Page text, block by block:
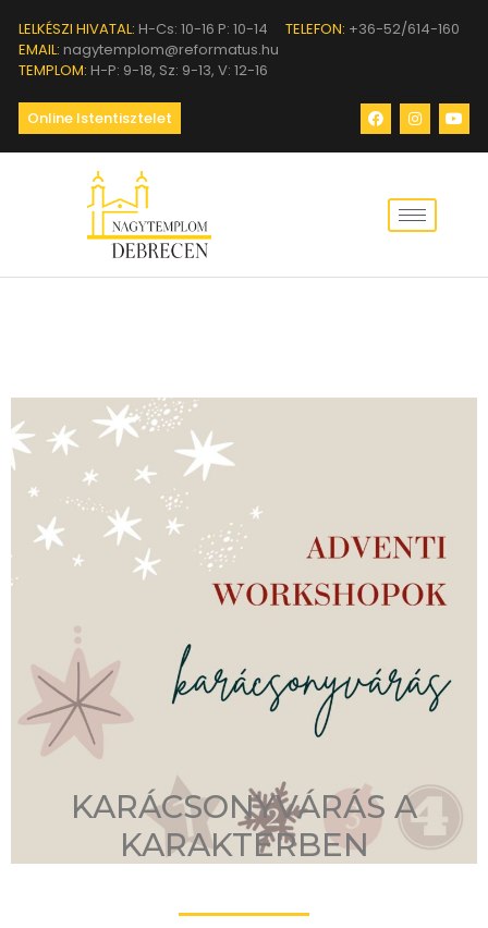
LELKÉSZI HIVATAL: H-Cs: 10-16 P: 10-14 TELEFON: +36-52/614-160
EMAIL: nagytemplom@reformatus.hu
TEMPLOM: H-P: 9-18, Sz: 9-13, V: 12-16
Online Istentisztelet
KARÁCSONYVÁRÁS A
KARAKTERBEN